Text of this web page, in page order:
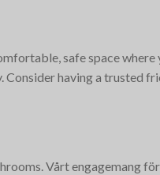
safe space where
having a trusted
Vårt engagemang